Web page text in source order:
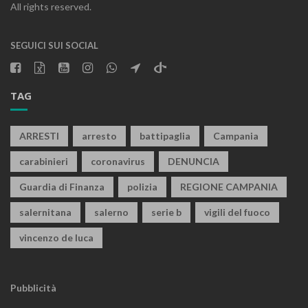
All rights reserved.
SEGUICI SUI SOCIAL
TAG
ARRESTI arresto battipaglia Campania
carabinieri coronavirus DENUNCIA
Guardia di Finanza polizia REGIONE CAMPANIA
salernitana salerno serie b vigili del fuoco
vincenzo de luca
Pubblicità